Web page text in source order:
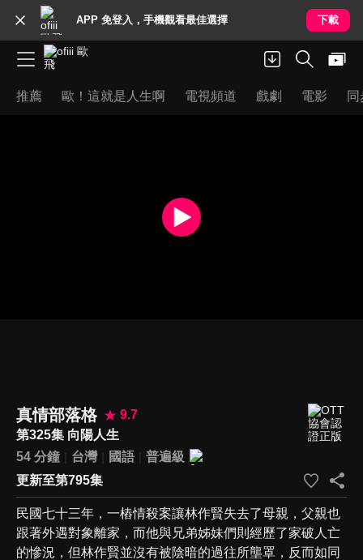
APP 免登入，手機觀看最佳選擇 下載
推薦 歐！這就是人生啊 電視頻道 戲劇 電影
真情部落格
9.7
第325集 向陽人生
54 分鐘
台灣 國語
普遍級
更新至第795集
民國七十三年，一樁情殺案讓林作賢失去了母親，父親也
跟著外遇對象離家，而他與兄弟姊妹們則經歷了家破人亡
的慘況，但林作賢並沒有被陰暗的過往所壟罩，反而如同